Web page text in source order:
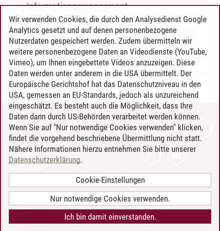
Informationsmanagement
Recht für Informatiker/innen
Seminar zu ausgewählten Themen der WINF
Softwaretechnik (WIBA)
Timo Leder/30.06.2024
KONTAKT
LEUPHANA ALS ARBEITGEBER
INTRANET
BARRIEREFREIHEIT
COOKIE-EINSTELLUNGEN
Wir verwenden Cookies, die durch den Analysedienst Google
Analytics gesetzt und auf denen personenbezogene
Nutzerdaten gespeichert werden. Zudem übermitteln wir
weitere personenbezogene Daten an Videodienste (YouTube,
Vimeo), um Ihnen eingebettete Videos anzuzeigen. Diese
Daten werden unter anderem in die USA übermittelt. Der
Europäische Gerichtshof hat das Datenschutzniveau in den
USA, gemessen an EU-Standards, jedoch als unzureichend
eingeschätzt. Es besteht auch die Möglichkeit, dass Ihre
Daten dann durch US-Behörden verarbeitet werden können.
Wenn Sie auf "Nur notwendige Cookies verwenden" klicken,
findet die vorgehend beschriebene Übermittlung nicht statt.
Nähere Informationen hierzu entnehmen Sie bitte unserer
Datenschutzerklärung.
Cookie-Einstellungen
Nur notwendige Cookies verwenden.
Ich bin damit einverstanden.